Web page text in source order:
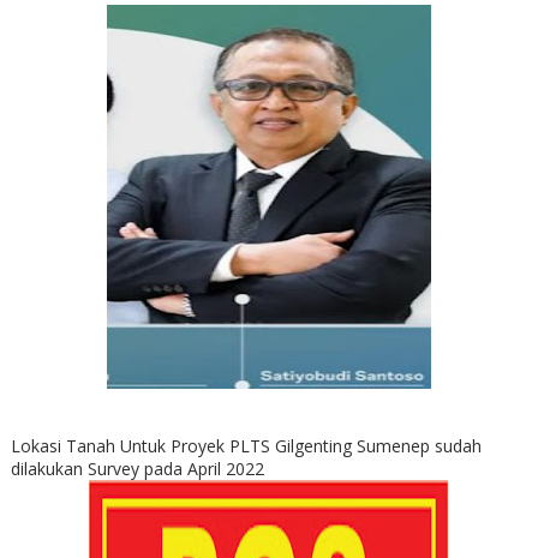
Lokasi Tanah Untuk Proyek PLTS Gilgenting Sumenep sudah
dilakukan Survey pada April 2022